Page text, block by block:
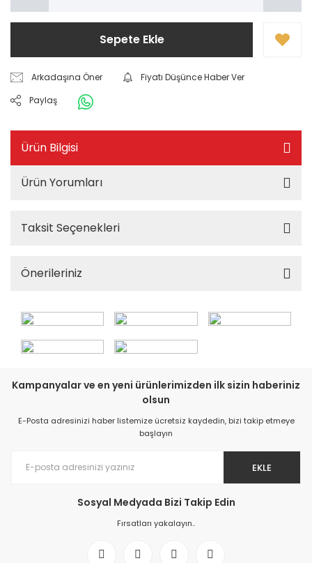
Sepete Ekle
Arkadaşına Öner
Fiyatı Düşünce Haber Ver
Paylaş
Ürün Bilgisi
Ürün Yorumları
Taksit Seçenekleri
Önerileriniz
Kampanyalar ve en yeni ürünlerimizden ilk sizin haberiniz
olsun
E-Posta adresinizi haber listemize ücretsiz kaydedin, bizi takip etmeye
başlayın
EKLE
Sosyal Medyada Bizi Takip Edin
Fırsatları yakalayın..